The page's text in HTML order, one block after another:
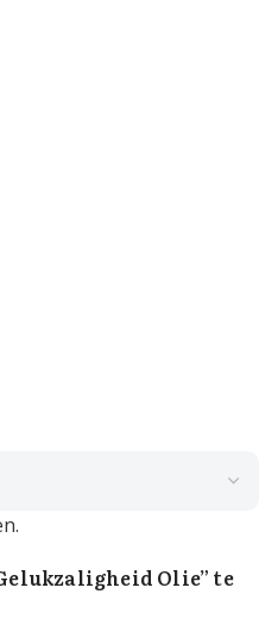
Olie” te